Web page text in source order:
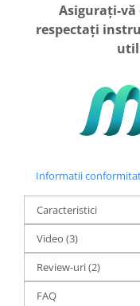
Asigurați-vă
respectați
Informatii
Caracteristici
Video (3)
Review-uri(2)
FAQ